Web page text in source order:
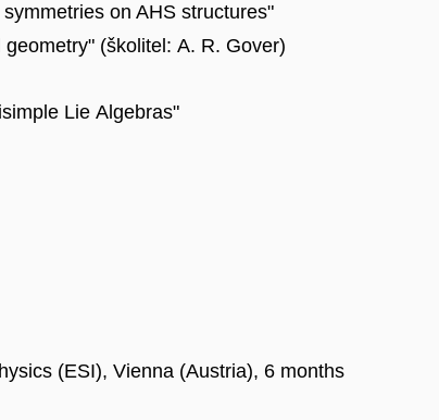
on AHS structures"
(školitel: A. R. Gover)
Lie Algebras"
(ESI), Vienna (Austria), 6 months